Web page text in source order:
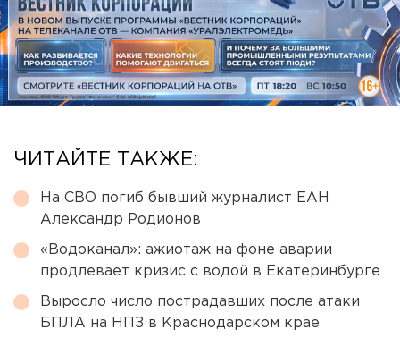
ЧИТАЙТЕ ТАКЖЕ:
На СВО погиб бывший журналист ЕАН
Александр Родионов
«Водоканал»: ажиотаж на фоне аварии
продлевает кризис с водой в Екатеринбурге
Выросло число пострадавших после атаки
БПЛА на НПЗ в Краснодарском крае